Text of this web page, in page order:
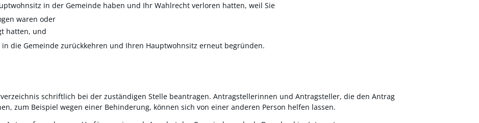
in der Gemeinde haben und Ihr Wahlrecht verloren hatten, weil Sie
waren oder
hatten, und
die Gemeinde zurückkehren und Ihren Hauptwohnsitz erneut begründen.
schriftlich bei der zuständigen Stelle beantragen. Antragstellerinnen und Antragsteller, die den Antrag
zum Beispiel wegen einer Behinderung, können sich von einer anderen Person helfen lassen.